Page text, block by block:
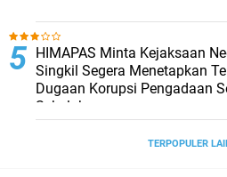
HIMAPAS Minta Kejaksaan
Singkil Segera Menetapkan
Dugaan Korupsi Pengadaan
Sekolah
TERPOPULER